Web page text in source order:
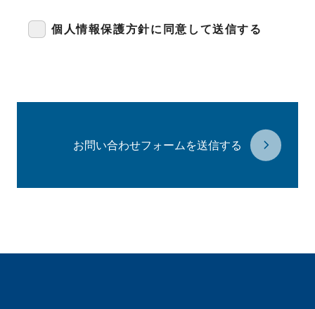
個人情報保護方針に同意して送信する
お問い合わせフォームを送信する